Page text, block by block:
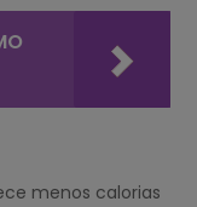
menos calorias